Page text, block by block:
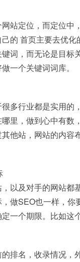
站定位，而定位
的 首页主要去优
词，而无论是目
一个关键词词库。
多行业都是实用
里，做到心中有数
他站，网站的内
以及对手的网站
做SEO也一样，
一个期限。比如这
排名，收录情况